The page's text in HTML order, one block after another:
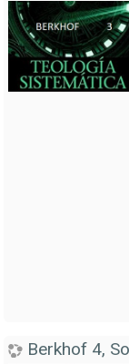
Berkhof 4,